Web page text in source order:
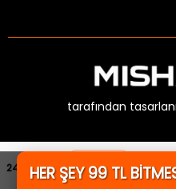
249,99 TL
224,99 TL
tarafından
HER ŞEY 99 TL